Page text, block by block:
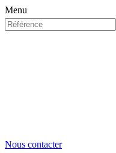
Menu
Nous contacter